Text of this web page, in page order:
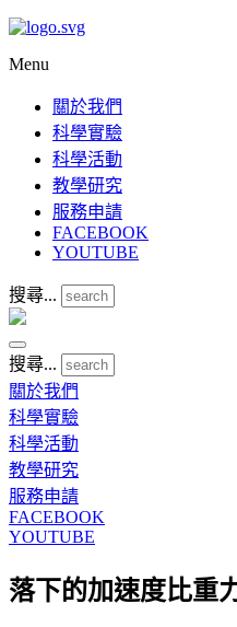
Menu
關於我們
科學實驗
科學活動
教學研究
服務申請
FACEBOOK
YOUTUBE
搜尋...
搜尋...
關於我們
科學實驗
科學活動
教學研究
服務申請
FACEBOOK
YOUTUBE
落下的加速度比重